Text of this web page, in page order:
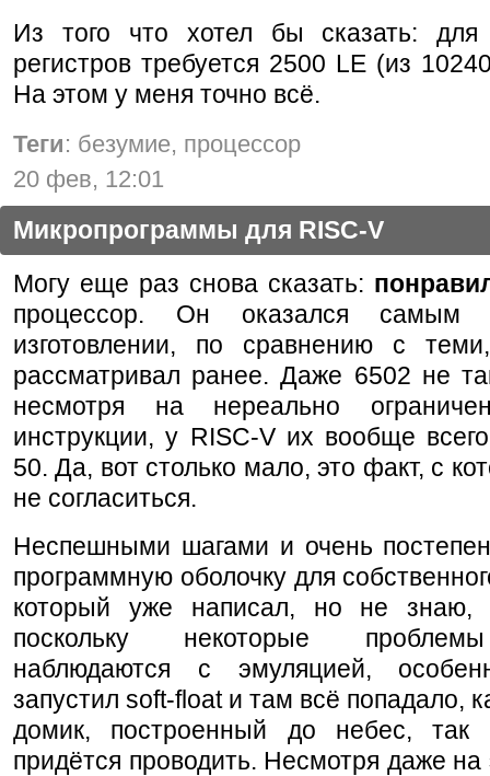
Из того что хотел бы сказать:
регистров требуется 2500 LE (из
На этом у меня точно всё.
Теги: безумие, процессор
20 фев, 12:01
Микропрограммы для RISC-V
Могу еще раз снова сказать:
процессор. Он оказался самым
изготовлении, по сравнению с
рассматривал ранее. Даже 6502 не
несмотря на нереально
инструкции, у RISC-V их вообще
50. Да, вот столько мало, это факт, с
не согласиться.
Неспешными шагами и очень
программную оболочку для
который уже написал, но не знаю,
поскольку некоторые
наблюдаются с эмуляцией,
запустил soft-float и там всё попадало,
домик, построенный до небес, так
придётся проводить. Несмотря даже на